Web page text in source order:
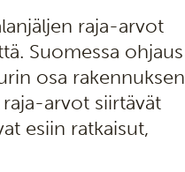
raja-arvot
Suomessa ohjaus
osa rakennuksen
arvot siirtävät
esiin ratkaisut,